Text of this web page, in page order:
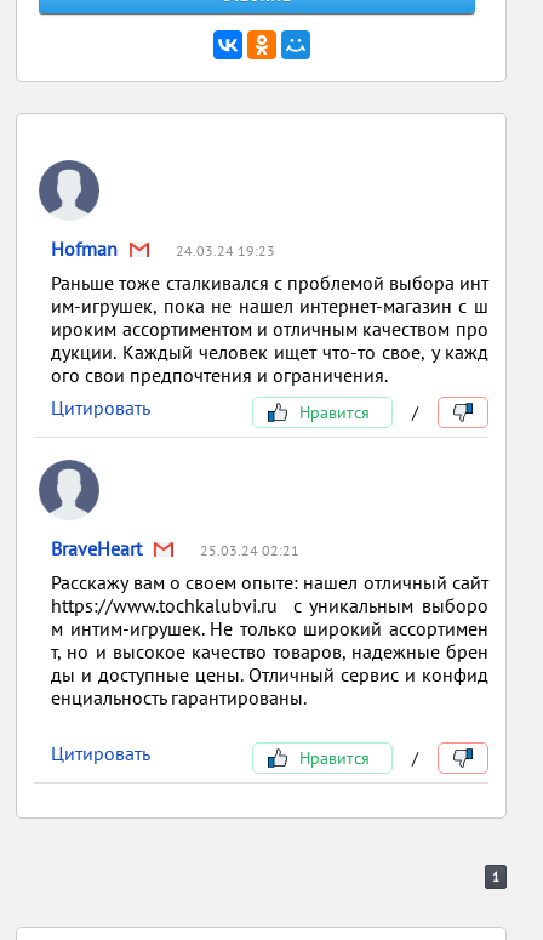
Hofman 24.03.24 19:23
Раньше тоже сталкивался с проблемой выбора инт
им-игрушек, пока не нашел интернет-магазин с ш
ироким ассортиментом и отличным качеством про
дукции. Каждый человек ищет что-то свое, у кажд
ого свои предпочтения и ограничения.
Цитировать
Нравится /
BraveHeart 25.03.24 02:21
Расскажу вам о своем опыте: нашел отличный сайт
https://www.tochkalubvi.ru с уникальным выборо
м интим-игрушек. Не только широкий ассортимен
т, но и высокое качество товаров, надежные брен
ды и доступные цены. Отличный сервис и конфид
енциальность гарантированы.
Цитировать Нравится /
1